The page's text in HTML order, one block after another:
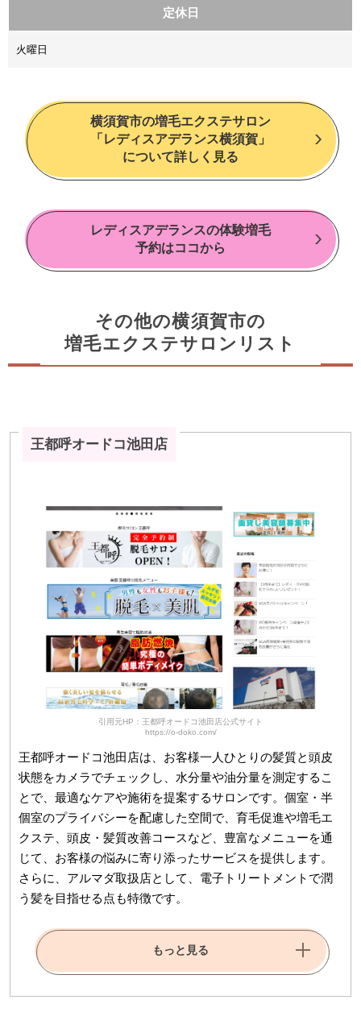
定休日
火曜日
横須賀市の増毛エクステサロン
「レディスアデランス横須賀」
について詳しく見る
レディスアデランスの体験増毛
予約はココから
その他の横須賀市の
増毛エクステサロンリスト
王都呼オードコ池田店
引用元HP：王都呼オードコ池田店公式サイト
https://o-doko.com/
王都呼オードコ池田店は、お客様一人ひとりの髪質と頭皮
状態をカメラでチェックし、水分量や油分量を測定するこ
とで、最適なケアや施術を提案するサロンです。個室・半
個室のプライバシーを配慮した空間で、育毛促進や増毛エ
クステ、頭皮・髪質改善コースなど、豊富なメニューを通
じて、お客様の悩みに寄り添ったサービスを提供します。
さらに、アルマダ取扱店として、電子トリートメントで潤
う髪を目指せる点も特徴です。
もっと見る